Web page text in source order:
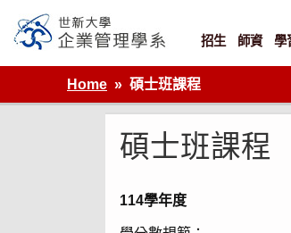
content
世新大學企業管理學系
招生 師資 學
Home 碩士班課程
碩士班課程
114學年度